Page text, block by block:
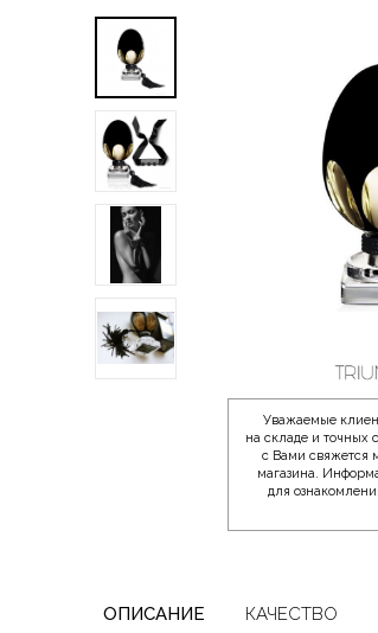
Уважаемые
на складе и точных
с Вами свяжется
магазина.
для
ОПИСАНИЕ КАЧЕСТВО